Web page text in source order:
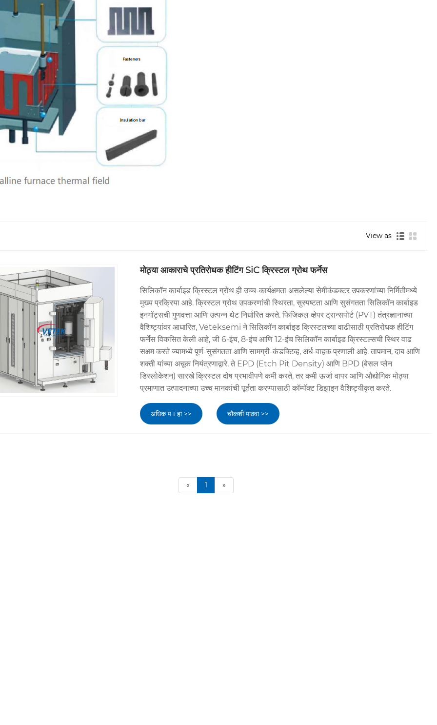
View as
मोठ्या आकाराचे प्रतिरोधक हीटिंग SiC क्रिस्टल ग्रोथ फर्नेस
सिलिकॉन कार्बाइड क्रिस्टल ग्रोथ ही उच्च-कार्यक्षमता असलेल्या सेमीकंडक्टर उपकरणांच्या निर्मितीमध्ये
मुख्य प्रक्रिया आहे. क्रिस्टल ग्रोथ उपकरणांची स्थिरता, सुस्पष्टता आणि सुसंगतता सिलिकॉन कार्बाइड
इनगॉट्सची गुणवत्ता आणि उत्पन्न थेट निर्धारित करते. फिजिकल व्हेपर ट्रान्सपोर्ट (PVT) तंत्रज्ञानाच्या
वैशिष्ट्यांवर आधारित, Veteksemi ने सिलिकॉन कार्बाइड क्रिस्टलच्या वाढीसाठी प्रतिरोधक हीटिंग
फर्नेस विकसित केली आहे, जी 6-इंच, 8-इंच आणि 12-इंच सिलिकॉन कार्बाइड क्रिस्टल्सची स्थिर वाढ
सक्षम करते ज्यामध्ये पूर्ण-सुसंगतता आणि सामग्री-कंडक्टिव्ह, अर्ध-वाहक प्रणाली आहे. तापमान, दाब आणि
शक्ती यांच्या अचूक नियंत्रणाद्वारे, ते EPD (Etch Pit Density) आणि BPD (बेसल प्लेन
डिस्लोकेशन) सारखे क्रिस्टल दोष प्रभावीपणे कमी करते, तर कमी ऊर्जा वापर आणि औद्योगिक मोठ्या
प्रमाणात उत्पादनाच्या उच्च मानकांची पूर्तता करण्यासाठी कॉम्पॅक्ट डिझाइन वैशिष्ट्यीकृत करते.
अधिक प i हा >> चौकशी पाठवा >>
« 1 »